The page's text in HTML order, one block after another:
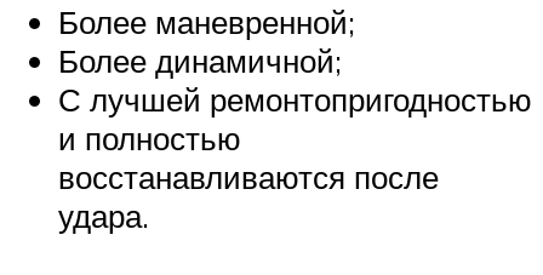
Более маневренной;
Более динамичной;
С лучшей ремонтопригодностью
и полностью
восстанавливаются после
удара.